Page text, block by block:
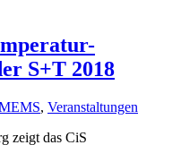
S+T 2018
, Veranstaltungen
zeigt das CiS